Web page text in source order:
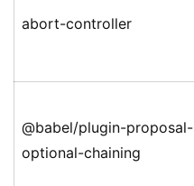
abort-controller
@babel/plugin-proposal-
optional-chaining